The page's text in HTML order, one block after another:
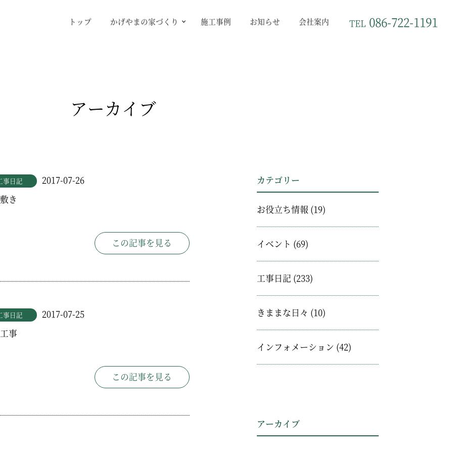
トップ かげやまの家づくり 施工事例 お知らせ 会社案内 TEL 086-722-1191
アーカイブ
事日記
2017-07-26
き
この記事を見る
事日記
2017-07-25
事
この記事を見る
カテゴリー
お役立ち情報 (19)
イベント (69)
工事日記 (233)
きままな日々 (10)
インフォメーション (42)
アーカイブ